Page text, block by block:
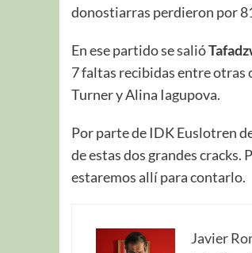
donostiarras perdieron por
En ese partido se salió
7 faltas recibidas entre otras
Turner y Alina Iagupova.
Por parte de IDK Euslotren
de estas dos grandes cracks.
estaremos allí para contarlo.
Javier